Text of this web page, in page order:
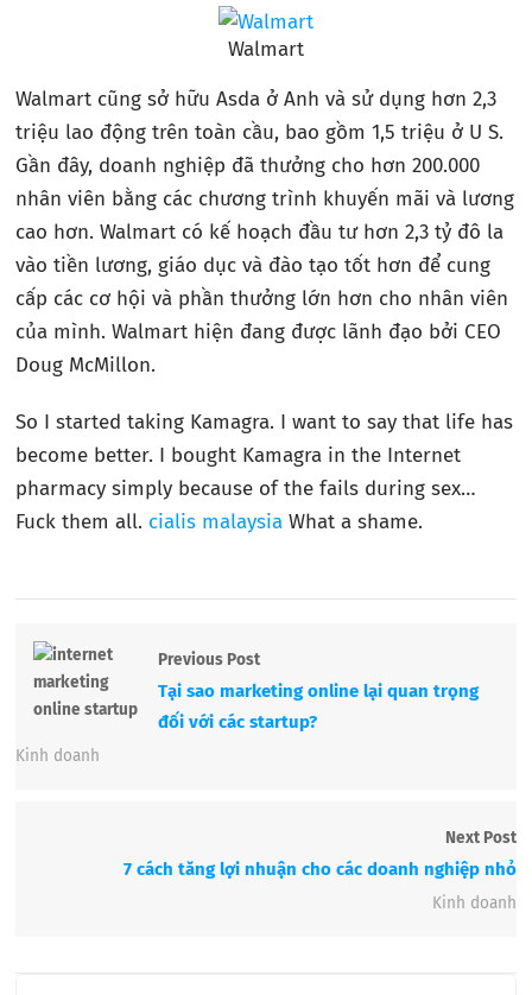
Walmart
Walmart cũng sở hữu Asda ở Anh và sử dụng hơn 2,3
triệu lao động trên toàn cầu, bao gồm 1,5 triệu ở U S.
Gần đây, doanh nghiệp đã thưởng cho hơn 200.000
nhân viên bằng các chương trình khuyến mãi và lương
cao hơn. Walmart có kế hoạch đầu tư hơn 2,3 tỷ đô la
vào tiền lương, giáo dục và đào tạo tốt hơn để cung
cấp các cơ hội và phần thưởng lớn hơn cho nhân viên
của mình. Walmart hiện đang được lãnh đạo bởi CEO
Doug McMillon.
So I started taking Kamagra. I want to say that life has
become better. I bought Kamagra in the Internet
pharmacy simply because of the fails during sex…
Fuck them all. cialis malaysia What a shame.
Previous Post
Tại sao marketing online lại quan trọng
đối với các startup?
Kinh doanh
Next Post
7 cách tăng lợi nhuận cho các doanh nghiệp nhỏ
Kinh doanh